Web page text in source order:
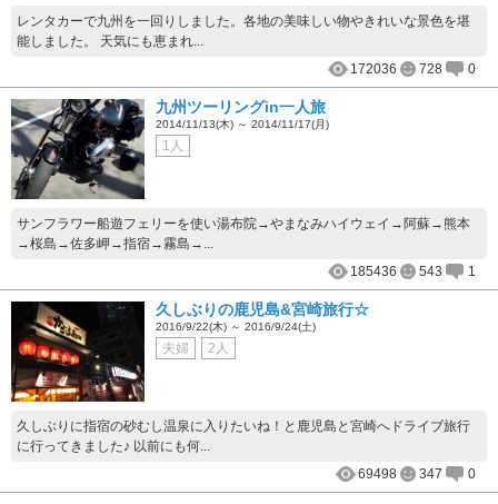
レンタカーで九州を一回りしました。各地の美味しい物やきれいな景色を堪
能しました。 天気にも恵まれ...
172036
728 0
九州ツーリングin一人旅
2014/11/13(木) ～ 2014/11/17(月)
1人
サンフラワー船遊フェリーを使い湯布院→やまなみハイウェイ→阿蘇→熊本
→桜島→佐多岬→指宿→霧島→...
185436
543 1
久しぶりの鹿児島&宮崎旅行☆
2016/9/22(木) ～ 2016/9/24(土)
夫婦 2人
久しぶりに指宿の砂むし温泉に入りたいね！と鹿児島と宮崎へドライブ旅行
に行ってきました♪ 以前にも何...
69498
347 0